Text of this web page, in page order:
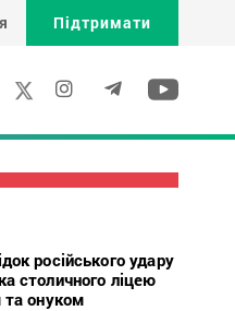
Підтримати
російського удару
столичного ліцею
та онуком